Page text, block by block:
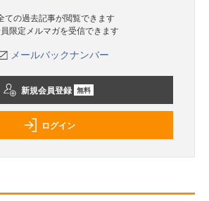
ての過去記事が閲覧できます
員限定メルマガを受信できます
メールバックナンバー
新規会員登録 無料
ログイン